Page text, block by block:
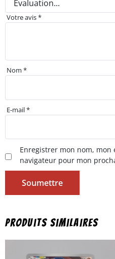
Votre avis*
Nom*
E-mail*
Enregistrer mon nom,
navigateur pour mon
Produits similaires